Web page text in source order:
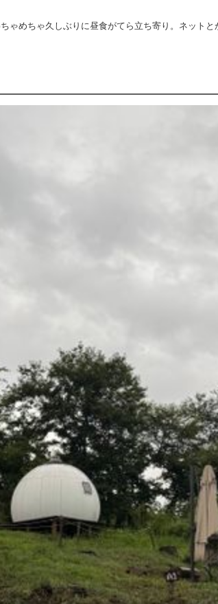
ゃめちゃ久しぶりに昼食がてら立ち寄り。ネット